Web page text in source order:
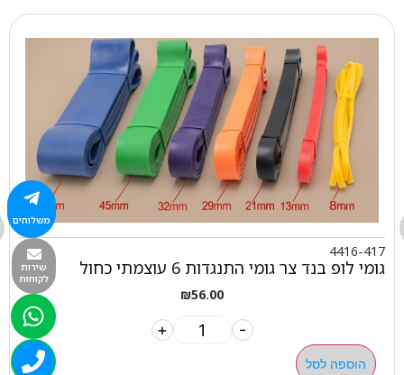
4416-417
גומי לופ בנד צר גומי התנגדות 6 עוצמתי כחול
₪56.00
-
+
הוספה לסל
משלוחים
שירות
לקוחות